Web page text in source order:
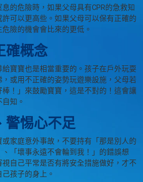
的危險時，如果父母具有CPR的急救知
可以更高些。如果父母可以保有正確的
險的機會會比來的更低。
確概念
寶寶也是相當重要的。孩子在戶外玩耍
或用不正確的姿勢玩遊樂設施，父母若
！」來鼓勵寶寶，這是不對的！這會讓
知。
警惕心不足
家庭意外事故，不要持有「那是別人的
「壞事永遠不會輪到我！」的錯誤想
自己平常是否有將安全措施做好，才不
孩子的身上。